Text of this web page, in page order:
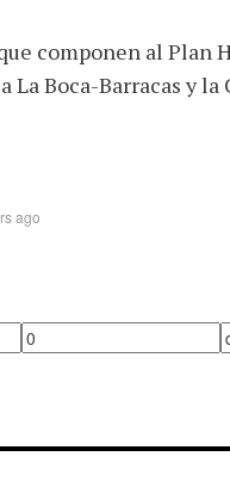
componen al Plan
La Boca-Barracas y
ago